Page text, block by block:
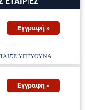
Εγγραφή »
ΠΑΙΞΕ ΥΠΕΥΘΥΝΑ
Εγγραφή »